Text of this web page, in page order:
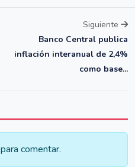
Siguiente
Banco Central publica
inflación interanual de 2,4%
como base...
para comentar.